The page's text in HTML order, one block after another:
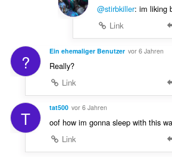
@stirbkiller: im liking
Link
? Ein ehemaliger Benutzer vor 6 Jahren
Really?
Link
T tat500 vor 6 Jahren
oof how im gonna sleep with this
Link